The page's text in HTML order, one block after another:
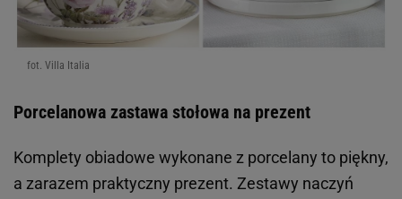
fot. Villa Italia
Porcelanowa zastawa stołowa na prezent
Komplety obiadowe wykonane z porcelany to piękny,
a zarazem praktyczny prezent. Zestawy naczyń